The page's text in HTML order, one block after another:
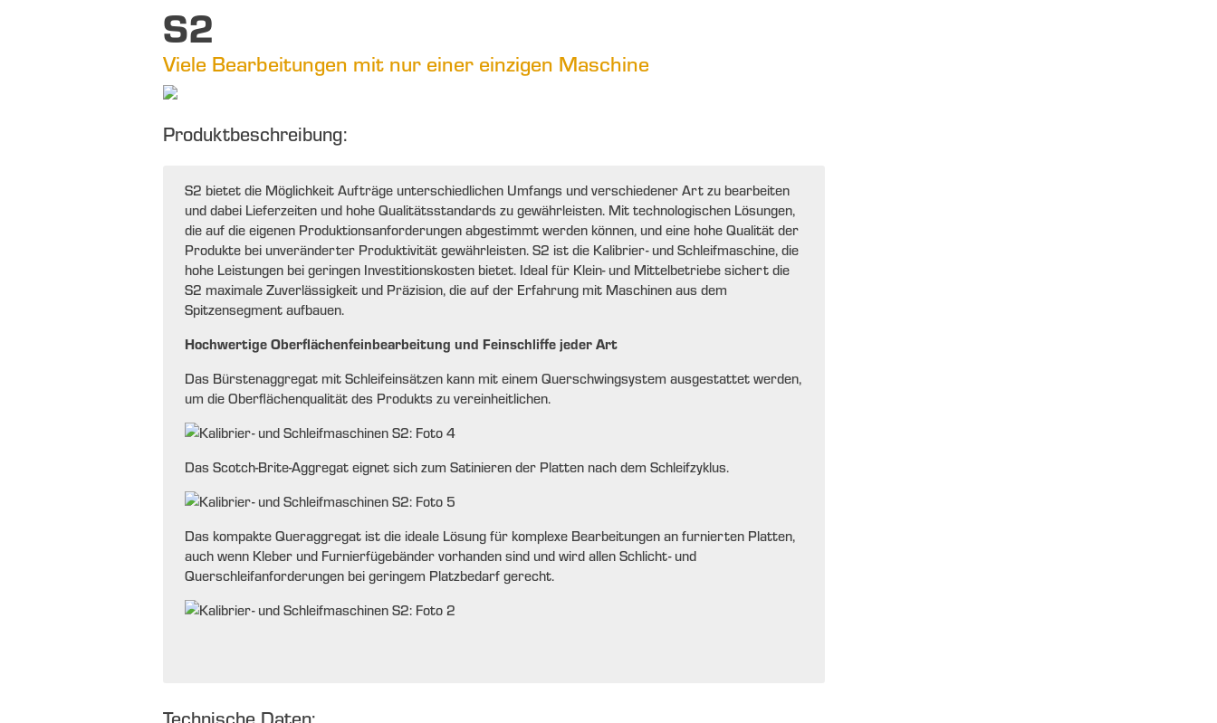
S2
Viele Bearbeitungen mit nur einer einzigen Maschine
Produktbeschreibung:
S2 bietet die Möglichkeit Aufträge unterschiedlichen Umfangs und verschiedener Art zu bearbeiten
und dabei Lieferzeiten und hohe Qualitätsstandards zu gewährleisten. Mit technologischen Lösungen,
die auf die eigenen Produktionsanforderungen abgestimmt werden können, und eine hohe Qualität der
Produkte bei unveränderter Produktivität gewährleisten. S2 ist die Kalibrier- und Schleifmaschine, die
hohe Leistungen bei geringen Investitionskosten bietet. Ideal für Klein- und Mittelbetriebe sichert die
S2 maximale Zuverlässigkeit und Präzision, die auf der Erfahrung mit Maschinen aus dem
Spitzensegment aufbauen.
Hochwertige Oberflächenfeinbearbeitung und Feinschliffe jeder Art
Das Bürstenaggregat mit Schleifeinsätzen kann mit einem Querschwingsystem ausgestattet werden,
um die Oberflächenqualität des Produkts zu vereinheitlichen.
Das Scotch-Brite-Aggregat eignet sich zum Satinieren der Platten nach dem Schleifzyklus.
Das kompakte Queraggregat ist die ideale Lösung für komplexe Bearbeitungen an furnierten Platten,
auch wenn Kleber und Furnierfügebänder vorhanden sind und wird allen Schlicht- und
Querschleifanforderungen bei geringem Platzbedarf gerecht.